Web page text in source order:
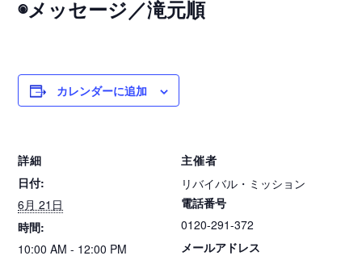
◉メッセージ／滝元順
カレンダーに追加
詳細
日付:
6月 21日
時間:
10:00 AM - 12:00 PM
主催者
リバイバル・ミッション
電話番号
0120-291-372
メールアドレス